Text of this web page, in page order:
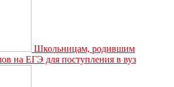
Школьницам, родившим
на ЕГЭ для поступления в вуз